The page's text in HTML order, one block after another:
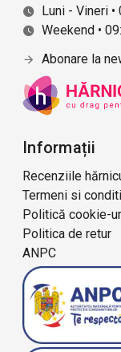
Luni - Vineri
Weekend •
Abonare la
Informații
Recenziile
Termeni si
Politică cookie-
Politica de retur
ANPC